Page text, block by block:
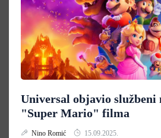
Universal objavio službeni
"Super Mario" filma
Nino Romić 15.09.2025.